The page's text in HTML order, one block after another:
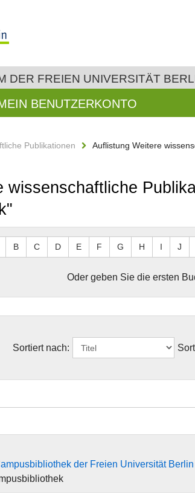
DER FREIEN UNIVERSITÄT
BENUTZERKONTO
Publikationen Auflistung Weitere
wissenschaftliche
B C D E F G H I J
Oder geben Sie die ersten
Sortiert nach:
der Freien Universität Berlin